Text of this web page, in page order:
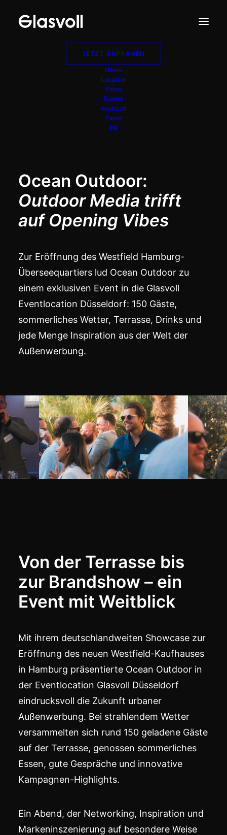
JETZT ANFRAGEN
Home
Location
Fotos
Events
Hochzeit
Facts
EN
Ocean Outdoor
Firmenevent
Ocean Outdoor:
Outdoor Media trifft
auf Opening Vibes
Zur Eröffnung des Westfield Hamburg-
Überseequartiers lud Ocean Outdoor zu
einem exklusiven Event in die Glasvoll
Eventlocation Düsseldorf: 150 Gäste,
sommerliches Wetter, Terrasse, Drinks und
jede Menge Inspiration aus der Welt der
Außenwerbung.
Von der Terrasse bis
zur Brandshow – ein
Event mit Weitblick
Mit ihrem deutschlandweiten Showcase zur
Eröffnung des neuen Westfield-Kaufhauses
in Hamburg präsentierte Ocean Outdoor in
der Eventlocation Glasvoll Düsseldorf
eindrucksvoll die Zukunft urbaner
Außenwerbung. Bei strahlendem Wetter
versammelten sich rund 150 geladene Gäste
auf der Terrasse, genossen sommerliches
Essen, gute Gespräche und innovative
Kampagnen-Highlights.
Ein Abend, der Networking, Inspiration und
Markeninszenierung auf besondere Weise